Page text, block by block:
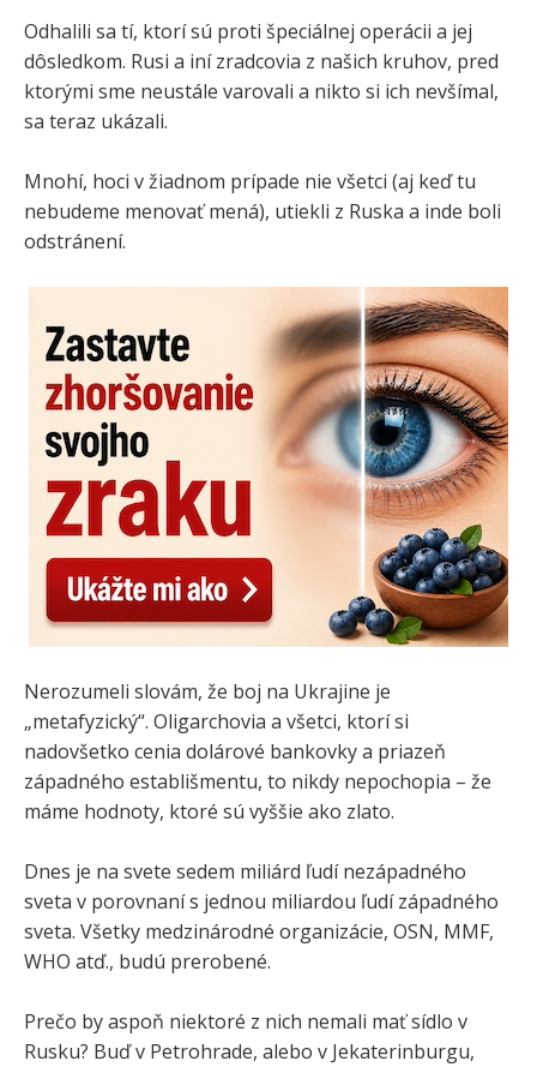
Odhalili sa tí, ktorí sú proti špeciálnej operácii a jej
dôsledkom. Rusi a iní zradcovia z našich kruhov, pred
ktorými sme neustále varovali a nikto si ich nevšímal,
sa teraz ukázali.
Mnohí, hoci v žiadnom prípade nie všetci (aj keď tu
nebudeme menovať mená), utiekli z Ruska a inde boli
odstránení.
Nerozumeli slovám, že boj na Ukrajine je
„metafyzický“. Oligarchovia a všetci, ktorí si
nadovšetko cenia dolárové bankovky a priazeň
západného establišmentu, to nikdy nepochopia – že
máme hodnoty, ktoré sú vyššie ako zlato.
Dnes je na svete sedem miliárd ľudí nezápadného
sveta v porovnaní s jednou miliardou ľudí západného
sveta. Všetky medzinárodné organizácie, OSN, MMF,
WHO atď., budú prerobené.
Prečo by aspoň niektoré z nich nemali mať sídlo v
Rusku? Buď v Petrohrade, alebo v Jekaterinburgu,